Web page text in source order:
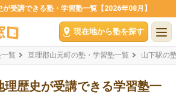
受講できる塾・学習塾一覧【2026年08月】
現在地から塾を探す
覧 亘理郡山元町の塾・学習塾一覧 山下駅の
理歴史が受講できる学習塾一